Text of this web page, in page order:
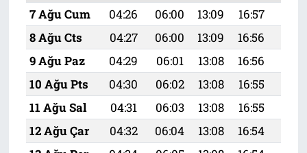
7 Ağu Cum
04:26 06:00 13:09 16:57
8 Ağu Cts
04:27 06:00 13:09 16:56
9 Ağu Paz
04:29 06:01 13:08 16:56
10 Ağu Pts
04:30 06:02 13:08 16:55
11 Ağu Sal
04:31 06:03 13:08 16:55
12 Ağu Çar
04:32 06:04 13:08 16:54